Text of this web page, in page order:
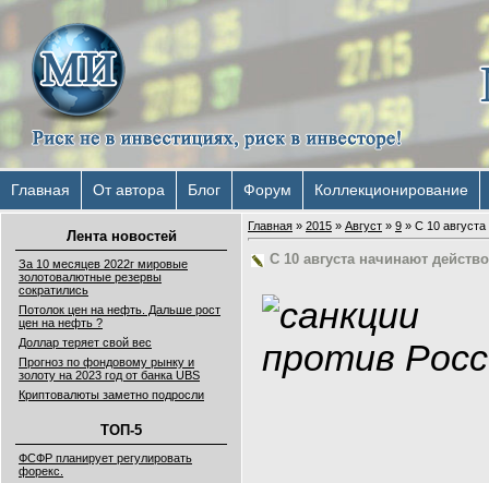
Главная От автора Блог Форум Коллекционирование
Лента новостей
За 10 месяцев 2022г мировые
золотовалютные резервы
сократились
Потолок цен на нефть. Дальше рост
цен на нефть ?
Доллар теряет свой вес
Прогноз по фондовому рынку и
золоту на 2023 год от банка UBS
Криптовалюты заметно подросли
ТОП-5
ФСФР планирует регулировать
форекс.
Главная » 2015 » Август » 9 » С 10
С 10 августа начинают